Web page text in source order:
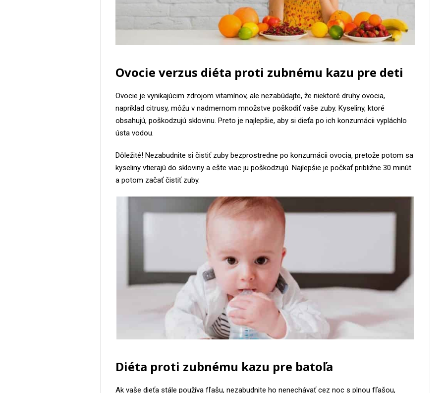
Ovocie verzus diéta proti zubnému kazu pre deti
Ovocie je vynikajúcim zdrojom vitamínov, ale nezabúdajte, že niektoré druhy ovocia,
napríklad citrusy, môžu v nadmernom množstve poškodiť vaše zuby. Kyseliny, ktoré
obsahujú, poškodzujú sklovinu. Preto je najlepšie, aby si dieťa po ich konzumácii vypláchlo
ústa vodou.
Dôležité! Nezabudnite si čistiť zuby bezprostredne po konzumácii ovocia, pretože potom sa
kyseliny vtierajú do skloviny a ešte viac ju poškodzujú. Najlepšie je počkať približne 30 minút
a potom začať čistiť zuby.
Diéta proti zubnému kazu pre batoľa
Ak vaše dieťa stále používa fľašu, nezabudnite ho nenechávať cez noc s plnou fľašou,